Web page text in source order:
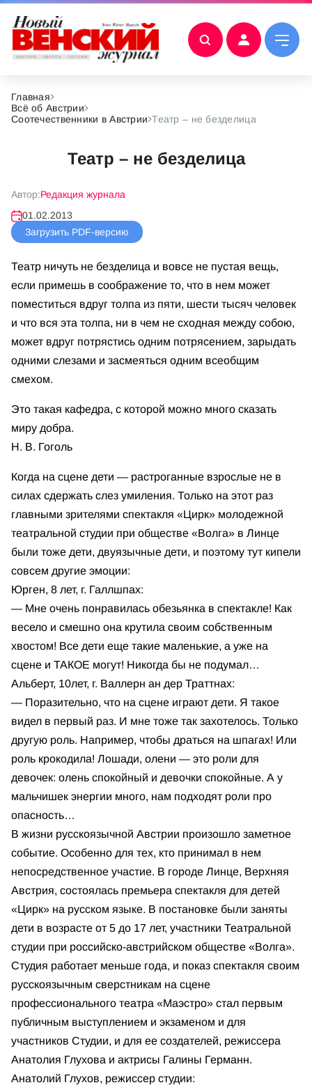
Главная
Всё об Австрии
Соотечественники в Австрии Театр – не безделица
Театр – не безделица
Автор:Редакция журнала
01.02.2013
Загрузить PDF-версию
Театр ничуть не безделица и вовсе не пустая вещь,
если примешь в соображение то, что в нем может
поместиться вдруг толпа из пяти, шести тысяч человек
и что вся эта толпа, ни в чем не сходная между собою,
может вдруг потрястись одним потрясением, зарыдать
одними слезами и засмеяться одним всеобщим
смехом.
Это такая кафедра, с которой можно много сказать
миру добра.
Н. В. Гоголь
Когда на сцене дети — растроганные взрослые не в
силах сдержать слез умиления. Только на этот раз
главными зрителями спектакля «Цирк» молодежной
театральной студии при обществе «Волга» в Линце
были тоже дети, двуязычные дети, и поэтому тут кипели
совсем другие эмоции:
Юрген, 8 лет, г. Галлшпах:
— Мне очень понравилась обезьянка в спектакле! Как
весело и смешно она крутила своим собственным
хвостом! Все дети еще такие маленькие, а уже на
сцене и ТАКОЕ могут! Никогда бы не подумал…
Альберт, 10лет, г. Валлерн ан дер Траттнах:
— Поразительно, что на сцене играют дети. Я такое
видел в первый раз. И мне тоже так захотелось. Только
другую роль. Например, чтобы драться на шпагах! Или
роль крокодила! Лошади, олени — это роли для
девочек: олень спокойный и девочки спокойные. А у
мальчишек энергии много, нам подходят роли про
опасность…
В жизни русскоязычной Австрии произошло заметное
событие. Особенно для тех, кто принимал в нем
непосредственное участие. В городе Линце, Верхняя
Австрия, состоялась премьера спектакля для детей
«Цирк» на русском языке. В постановке были заняты
дети в возрасте от 5 до 17 лет, участники Театральной
студии при российско-австрийском обществе «Волга».
Студия работает меньше года, и показ спектакля своим
русскоязычным сверстникам на сцене
профессионального театра «Маэстро» стал первым
публичным выступлением и экзаменом и для
участников Студии, и для ее создателей, режиссера
Анатолия Глухова и актрисы Галины Германн.
Анатолий Глухов, режиссер студии: